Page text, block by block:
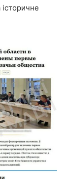
історичне